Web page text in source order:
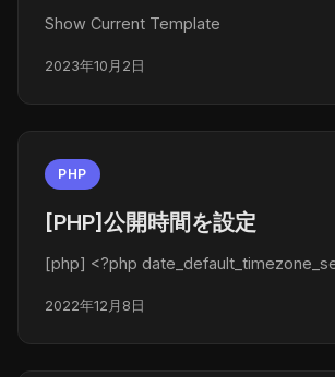
Show Current Template
2023年10月2日
PHP
[PHP]公開時間を設定
[php] <?php
2022年12月8日